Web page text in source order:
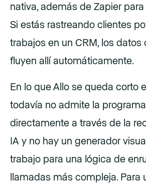
nativa, además de Zapier
Si estás rastreando clientes
trabajos en un CRM, los datos
fluyen allí automáticamente.
En lo que Allo se queda corto
todavía no admite la
directamente a través de la
IA y no hay un generador
trabajo para una lógica de
llamadas más compleja. Para